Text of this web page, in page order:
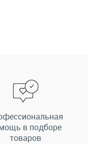
в подборе
товаров